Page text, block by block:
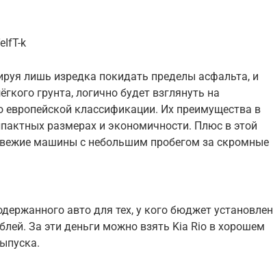
k
лишь изредка покидать пределы асфальта, и
грунта, логично будет взглянуть на
европейской классификации. Их преимущества в
размерах и экономичности. Плюс в этой
машины с небольшим пробегом за скромные
авто для тех, у кого бюджет установлен
За эти деньги можно взять Kia Rio в хорошем